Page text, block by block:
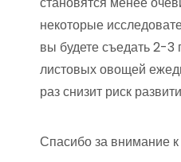
некоторые
вы будете съедать 2-3
листовых овощей
раз снизит риск
Спасибо за внимание